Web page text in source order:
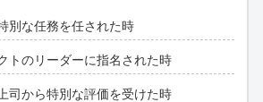
別な任務を任された時
トのリーダーに指名された時
司から特別な評価を受けた時